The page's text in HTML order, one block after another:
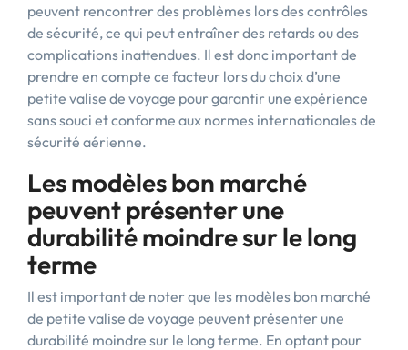
peuvent rencontrer des problèmes lors des contrôles
de sécurité, ce qui peut entraîner des retards ou des
complications inattendues. Il est donc important de
prendre en compte ce facteur lors du choix d’une
petite valise de voyage pour garantir une expérience
sans souci et conforme aux normes internationales de
sécurité aérienne.
Les modèles bon marché
peuvent présenter une
durabilité moindre sur le long
terme
Il est important de noter que les modèles bon marché
de petite valise de voyage peuvent présenter une
durabilité moindre sur le long terme. En optant pour